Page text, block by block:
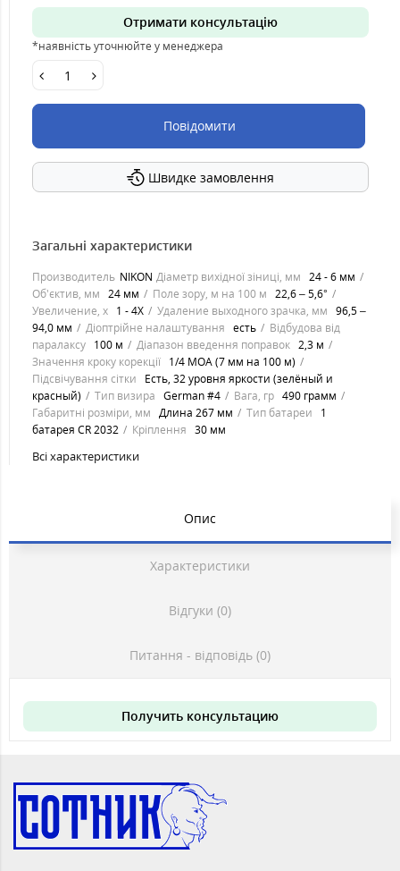
Отримати консультацію
*наявність уточнюйте у менеджера
Повідомити
Швидке замовлення
Загальні характеристики
Производитель NIKON Діаметр вихідної зіниці, мм 24 - 6 мм
Об'єктив, мм 24 мм Поле зору, м на 100 м 22,6 – 5,6°
Увеличение, х 1 - 4Х Удаление выходного зрачка, мм 96,5 –
94,0 мм
Діоптрійне налаштування есть
Відбудова від
паралаксу 100 м Діапазон введення поправок 2,3 м
Значення кроку корекції 1/4 MOA (7 мм на 100 м)
Підсвічування сітки
Есть, 32 уровня яркости (зелёный и
красный)
Тип визира German #4 Вага, гр 490 грамм
Габаритні розміри, мм Длина 267 мм Тип батареи
1
батарея CR 2032
Кріплення 30 мм
Всі характеристики
Опис
Характеристики
Відгуки (0)
Питання - відповідь (0)
Получить консультацию